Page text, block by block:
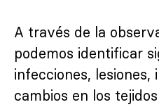
A través de la
podemos identificar
infecciones, lesiones,
cambios en los